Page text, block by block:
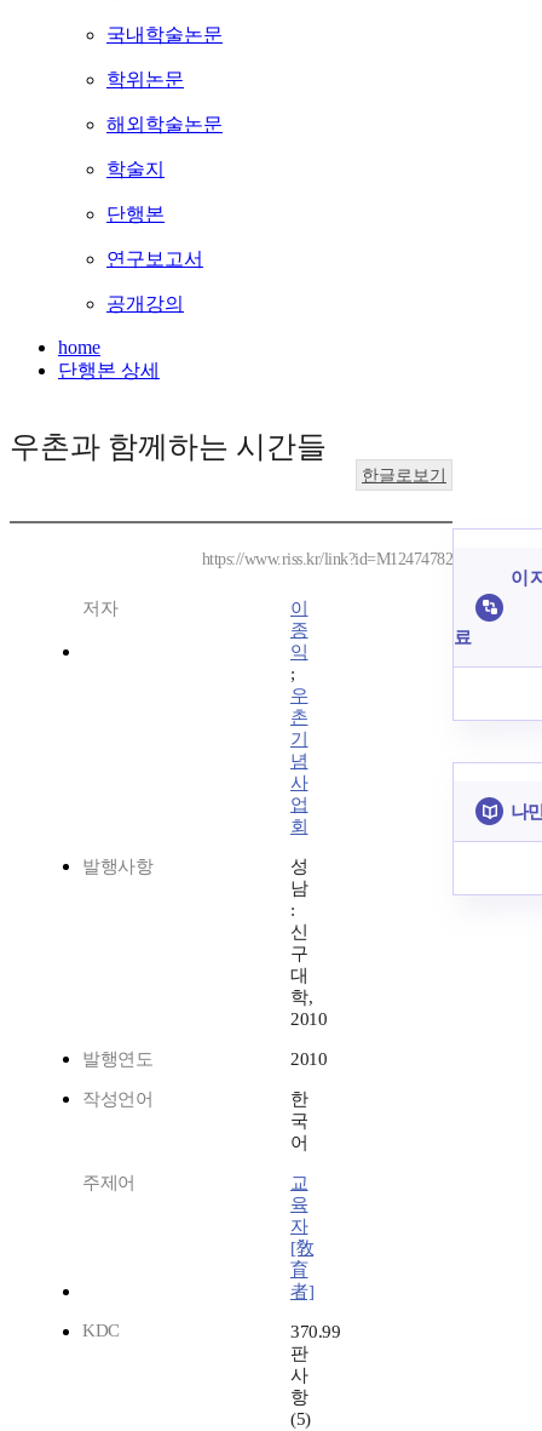
국내학술논문
학위논문
해외학술논문
학술지
단행본
연구보고서
공개강의
home
단행본 상세
우촌과 함께하는 시간들
한글로보기
https://www.riss.kr/link?id=M12474782
저자
이
종
익
;
우
촌
기
념
사
업
회
발행사항
성
남
:
신
구
대
학,
2010
발행연도 2010
작성언어
한
국
어
주제어
교
육
자
[敎
育
者]
KDC
370.99
판
사
항
(5)
이
료
나